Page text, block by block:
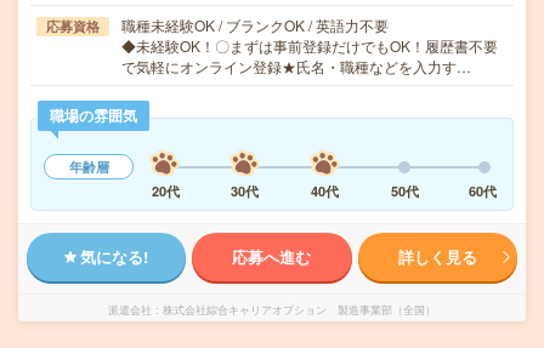
応募資格
職種未経験OK / ブランクOK / 英語力不要
◆未経験OK！〇まずは事前登録だけでもOK！履歴書不要
で気軽にオンライン登録★氏名・職種などを入力す…
職場の雰囲気
年齢層
20代
30代 40代 50代 60代
気になる! 応募へ進む 詳しく見る
派遣会社 株式会社綜合キャリアオプション 製造事業部（全国）